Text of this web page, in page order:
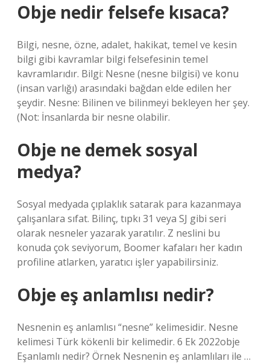
Obje nedir felsefe kısaca?
Bilgi, nesne, özne, adalet, hakikat, temel ve kesin
bilgi gibi kavramlar bilgi felsefesinin temel
kavramlarıdır. Bilgi: Nesne (nesne bilgisi) ve konu
(insan varlığı) arasındaki bağdan elde edilen her
şeydir. Nesne: Bilinen ve bilinmeyi bekleyen her şey.
(Not: İnsanlarda bir nesne olabilir.
Obje ne demek sosyal
medya?
Sosyal medyada çıplaklık satarak para kazanmaya
çalışanlara sıfat. Bilinç, tıpkı 31 veya SJ gibi seri
olarak nesneler yazarak yaratılır. Z neslini bu
konuda çok seviyorum, Boomer kafaları her kadın
profiline atlarken, yaratıcı işler yapabilirsiniz.
Obje eş anlamlısı nedir?
Nesnenin eş anlamlısı “nesne” kelimesidir. Nesne
kelimesi Türk kökenli bir kelimedir. 6 Ek 2022obje
Eşanlamlı nedir? Örnek Nesnenin eş anlamlıları ile …